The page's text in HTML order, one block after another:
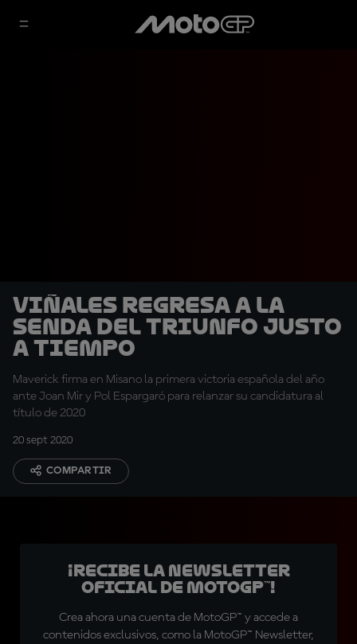
Viñales regresa a la
senda del triunfo justo
a tiempo
Maverick firma en Misano la primera victoria española del año
ante Joan Mir y Pol Espargaró para relanzar su candidatura al
título de 2020
20 sept 2020
COMPARTIR
¡Recibe la Newsletter
oficial de MotoGP™!
Crea ahora una cuenta de MotoGP™ y accede a
contenidos exclusivos, como la MotoGP™ Newsletter,